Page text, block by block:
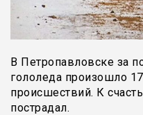
В Петропавловске за
гололеда произошло
происшествий. К
пострадал.